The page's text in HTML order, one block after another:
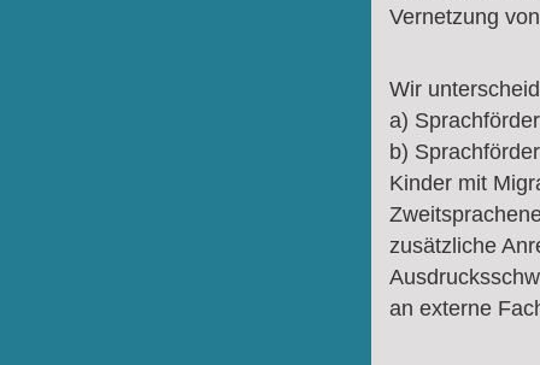
Vernetzung
Wir
a)
b)
Kinder mit
zusätzliche
an externe